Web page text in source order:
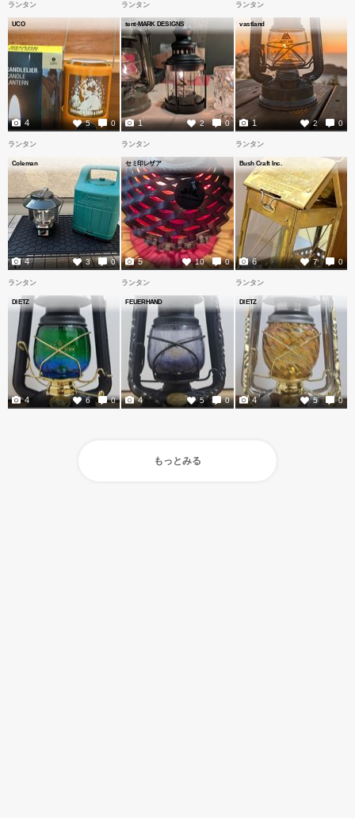
ランタン
UCO
5 0
4
ランタン
tent-MARK DESIGNS
2 0
1
ランタン
vastland
2 0
1
ランタン
Coleman
3 0
4
ランタン
セミ印レザア
10 0
5
ランタン
Bush Craft Inc.
7 0
6
ランタン
DIETZ
6 0
4
ランタン
FEUERHAND
5 0
4
ランタン
DIETZ
5 0
4
もっとみる